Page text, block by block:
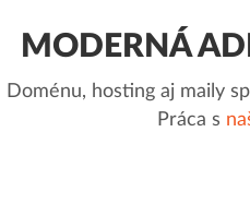
MODERNÁ
Doménu, hosting aj maily
Práca s